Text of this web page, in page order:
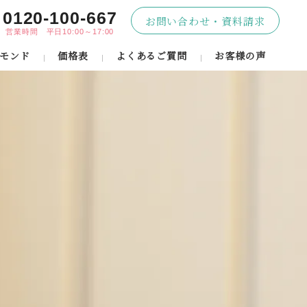
0120-100-667
営業時間 平日10:00～17:00
お問い合わせ・資料請求
ンド 価格表 よくあるご質問 お客様の声